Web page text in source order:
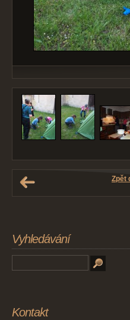
Zpět
Vyhledávání
Kontakt